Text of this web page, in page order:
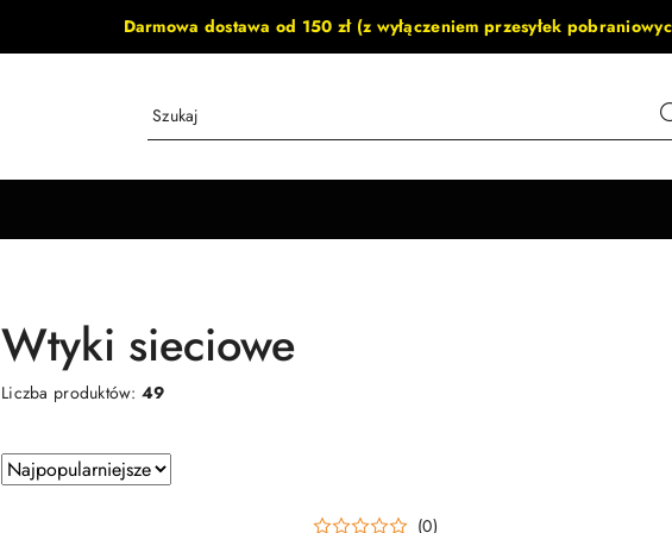
Darmowa dostawa od 150 zł (z wyłączeniem przesyłek
Wtyki sieciowe
Liczba produktów:49
Zastosowano
sortowanie:
Sortuj
według
(0)